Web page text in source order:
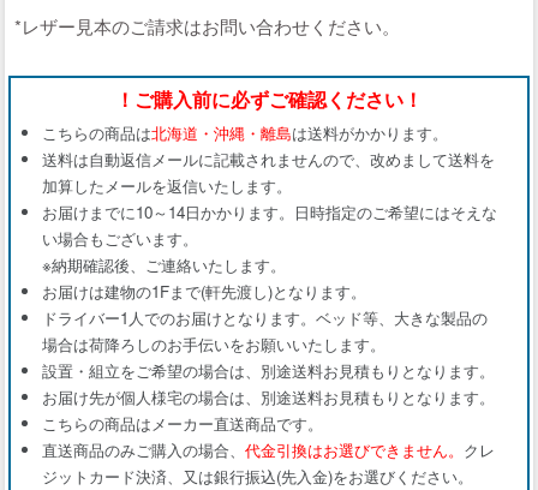
*レザー見本のご請求はお問い合わせください。
！ご購入前に必ずご確認ください！
こちらの商品は北海道・沖縄・離島は送料がかかります。
送料は自動返信メールに記載されませんので、改めまして送料を
加算したメールを返信いたします。
お届けまでに10～14日かかります。日時指定のご希望にはそえな
い場合もございます。
※納期確認後、ご連絡いたします。
お届けは建物の1Fまで(軒先渡し)となります。
ドライバー1人でのお届けとなります。ベッド等、大きな製品の
場合は荷降ろしのお手伝いをお願いいたします。
設置・組立をご希望の場合は、別途送料お見積もりとなります。
お届け先が個人様宅の場合は、別途送料お見積もりとなります。
こちらの商品はメーカー直送商品です。
直送商品のみご購入の場合、 代金引換はお選びできません。 クレ
ジットカード決済、又は銀行振込(先入金)をお選びください。